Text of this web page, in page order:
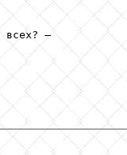
всех? –